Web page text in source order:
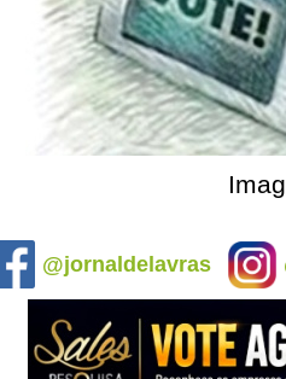
@jornaldelavras